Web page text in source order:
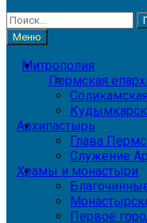
Найти:
Меню
Митрополия
Пермская
Архипастырь
Глава
Служение
Храмы и монастыри
Первое